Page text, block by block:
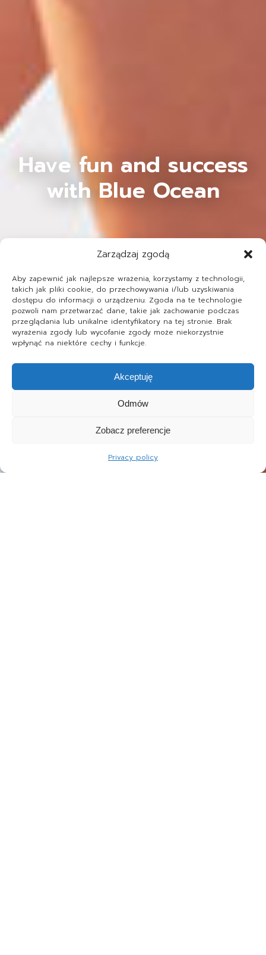
Zarządzaj zgodą
Aby zapewnić jak najlepsze wrażenia, korzystamy z technologii,
takich jak pliki cookie, do przechowywania i/lub uzyskiwania
dostępu do informacji o urządzeniu. Zgoda na te technologie
pozwoli nam przetwarzać dane, takie jak zachowanie podczas
przeglądania lub unikalne identyfikatory na tej stronie. Brak
wyrażenia zgody lub wycofanie zgody może niekorzystnie
wpłynąć na niektóre cechy i funkcje.
Akceptuję
Odmów
Zobacz preferencje
Privacy policy
Have fun and success
with Blue Ocean